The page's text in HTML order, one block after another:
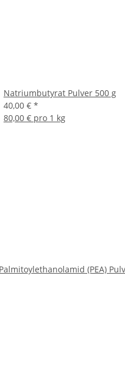
Natriumbutyrat Pulver 500 g
40,00 € *
80,00 € pro 1 kg